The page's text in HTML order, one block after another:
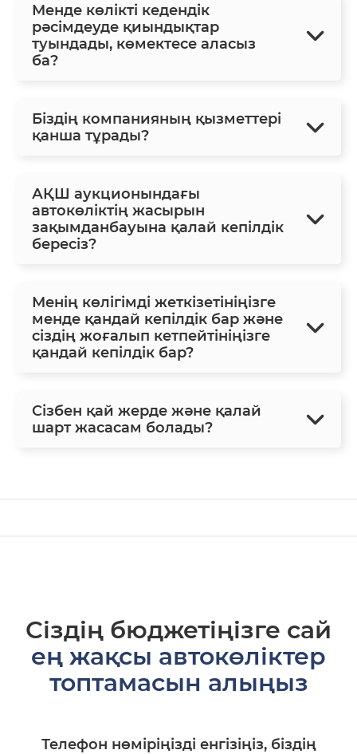
Менде көлікті кедендік
рәсімдеуде қиындықтар
туындады, көмектесе аласыз
ба?
Біздің компанияның қызметтері
қанша тұрады?
АҚШ аукционындағы
автокөліктің жасырын
зақымданбауына қалай кепілдік
бересіз?
Менің көлігімді жеткізетініңізге
менде қандай кепілдік бар және
сіздің жоғалып кетпейтініңізге
қандай кепілдік бар?
Сізбен қай жерде және қалай
шарт жасасам болады?
Сіздің бюджетіңізге сай
ең жақсы автокөліктер
топтамасын алыңыз
Телефон нөміріңізді енгізіңіз, біздің